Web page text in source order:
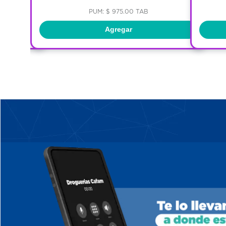
PUM: $ 975.00 TAB
Agregar